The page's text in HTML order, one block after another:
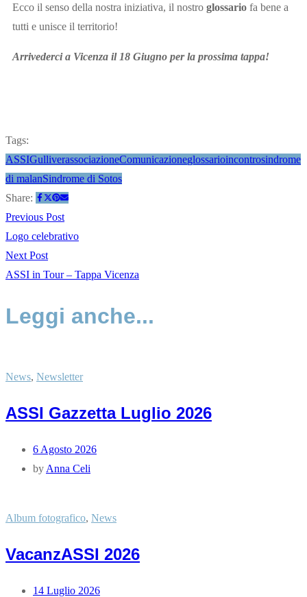
Ecco il senso della nostra iniziativa, il nostro glossario fa bene a
tutti e unisce il territorio!
Arrivederci a Vicenza il 18 Giugno per la prossima tappa!
Tags:
ASSIGulliverassociazioneComunicazioneglossarioincontrosindrome
di malanSindrome di Sotos
Share:
Previous Post
Logo celebrativo
Next Post
ASSI in Tour – Tappa Vicenza
Leggi anche...
News, Newsletter
ASSI Gazzetta Luglio 2026
6 Agosto 2026
by Anna Celi
Album fotografico, News
VacanzASSI 2026
14 Luglio 2026